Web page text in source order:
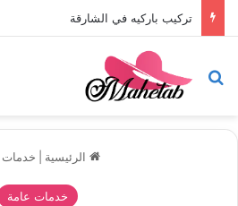
تركيب باركيه في الشارقة
بحث عن
الرئيسية خدمات
خدمات عامة